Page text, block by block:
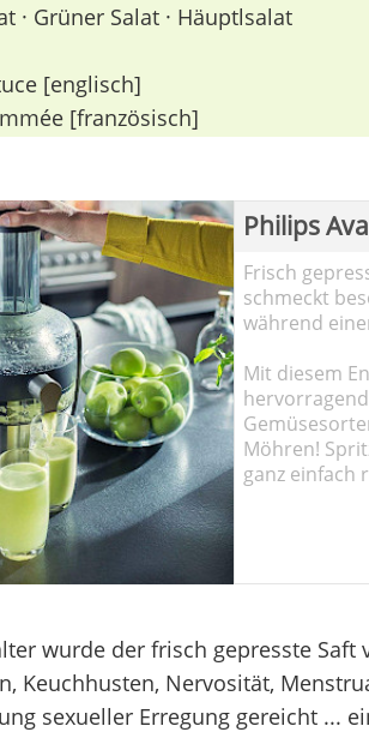
· Grüner Salat · Häuptlsalat
[englisch]
[französisch]
Philips
Frisch
schmeckt
während
Mit diesem
Möhren!
ganz einfach
wurde der frisch gepresste Saft
Keuchhusten, Nervosität,
sexueller Erregung gereicht ...